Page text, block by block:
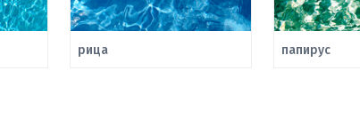
рица папирус